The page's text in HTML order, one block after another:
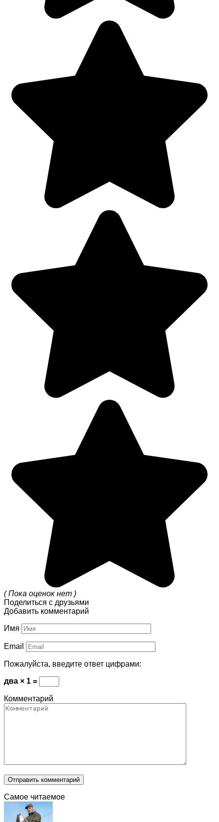
( Пока оценок нет )
Поделиться с друзьями
Добавить комментарий
Имя
Email
Пожалуйста, введите ответ цифрами:
два × 1 =
Комментарий
Самое читаемое